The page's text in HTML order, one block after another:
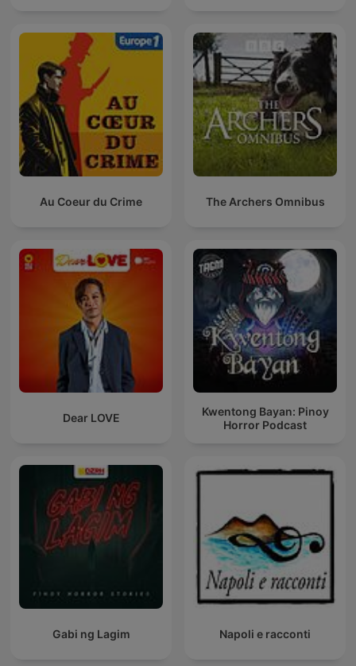
Au Coeur du Crime The Archers Omnibus
Dear LOVE
Kwentong Bayan: Pinoy
Horror Podcast
Gabi ng Lagim Napoli e racconti